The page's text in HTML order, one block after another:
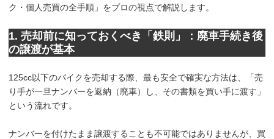
ク・個人売買の全手順」をプロの視点で解説します。
1. 売却前に知っておくべき「鉄則」：廃車手続き後
の譲渡が基本
125cc以下のバイクを売却する際、最も安全で確実な方法は、「売
り手が一旦ナンバーを返納（廃車）し、その書類を買い手に渡す」
という流れです。
ナンバーを付けたまま譲渡することも不可能ではありませんが、買